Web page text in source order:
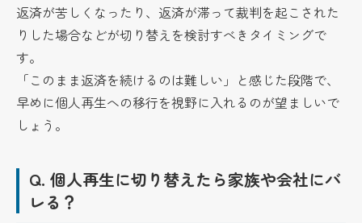
返済が苦しくなったり、返済が滞って裁判を起こされた
りした場合などが切り替えを検討すべきタイミングで
す。
「このまま返済を続けるのは難しい」と感じた段階で、
早めに個人再生への移行を視野に入れるのが望ましいで
しょう。
Q. 個人再生に切り替えたら家族や会社にバ
レる？